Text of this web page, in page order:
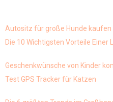
Autositz für große Hunde kaufen
Die 10 Wichtigsten Vorteile Einer
Geschenkwünsche von Kinder
Test GPS Tracker für Katzen